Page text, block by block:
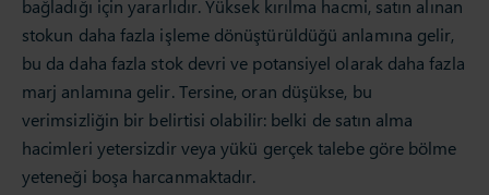
bağladığı için yararlıdır. Yüksek kırılma hacmi, satın alınan
stokun daha fazla işleme dönüştürüldüğü anlamına gelir,
bu da daha fazla stok devri ve potansiyel olarak daha fazla
marj anlamına gelir. Tersine, oran düşükse, bu
verimsizliğin bir belirtisi olabilir: belki de satın alma
hacimleri yetersizdir veya yükü gerçek talebe göre bölme
yeteneği boşa harcanmaktadır.